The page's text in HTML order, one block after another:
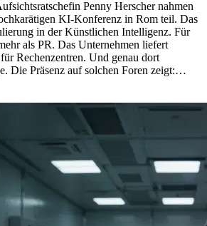
Penny Herscher nahmen
KI-Konferenz in Rom teil. Das
in der Künstlichen Intelligenz. Für
als PR. Das Unternehmen liefert
Rechenzentren. Und genau dort
Die Präsenz auf solchen Foren zeigt:…